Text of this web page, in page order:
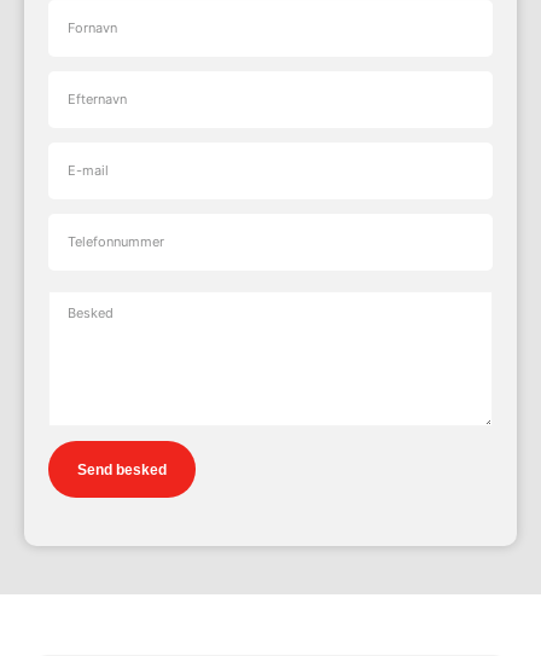
Send besked